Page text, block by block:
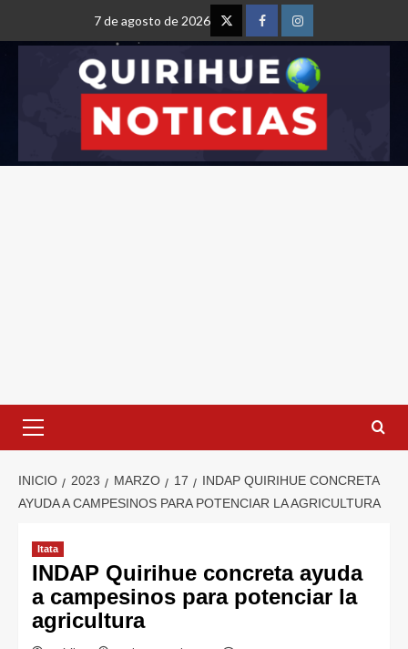
7 de agosto de 2026
INICIO 2023 MARZO 17
INDAP QUIRIHUE CONCRETA
AYUDA A CAMPESINOS PARA POTENCIAR LA AGRICULTURA
Itata
INDAP Quirihue concreta ayuda
a campesinos para potenciar la
agricultura